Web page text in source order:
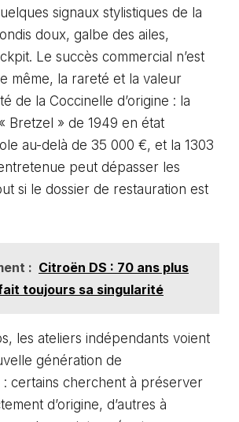
signaux stylistiques de la
doux, galbe des ailes,
Le succès commercial n’est
même, la rareté et la valeur
de la Coccinelle d’origine : la
Bretzel » de 1949 en état
au-delà de 35 000 €, et la 1303
peut dépasser les
si le dossier de restauration est
: Citroën DS : 70 ans plus
toujours sa singularité
les ateliers indépendants voient
génération de
certains cherchent à préserver
d’origine, d’autres à